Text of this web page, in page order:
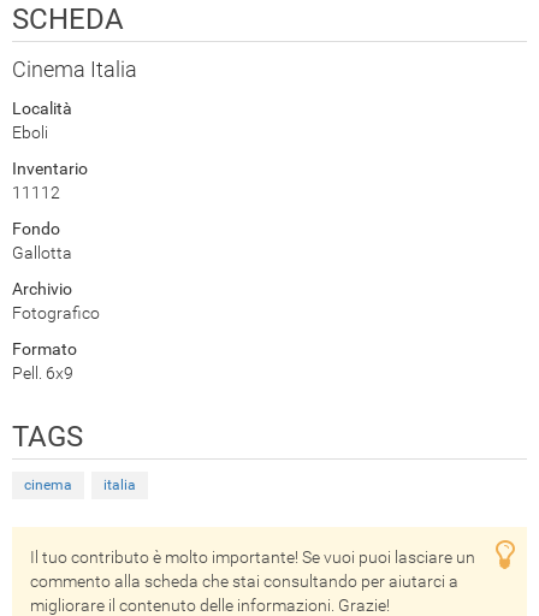
SCHEDA
Cinema Italia
Località
Eboli
Inventario
11112
Fondo
Gallotta
Archivio
Fotografico
Formato
Pell. 6x9
TAGS
cinema italia
Il tuo contributo è molto importante! Se vuoi puoi lasciare un
commento alla scheda che stai consultando per aiutarci a
migliorare il contenuto delle informazioni. Grazie!